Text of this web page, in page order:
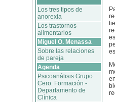
Los tres tipos de
anorexia
Los trastornos
alimentarios
Miguel O. Menassa
Sobre las relaciones
de pareja
Agenda
Psicoanálisis Grupo
Cero: Formación -
Departamento de
Clínica